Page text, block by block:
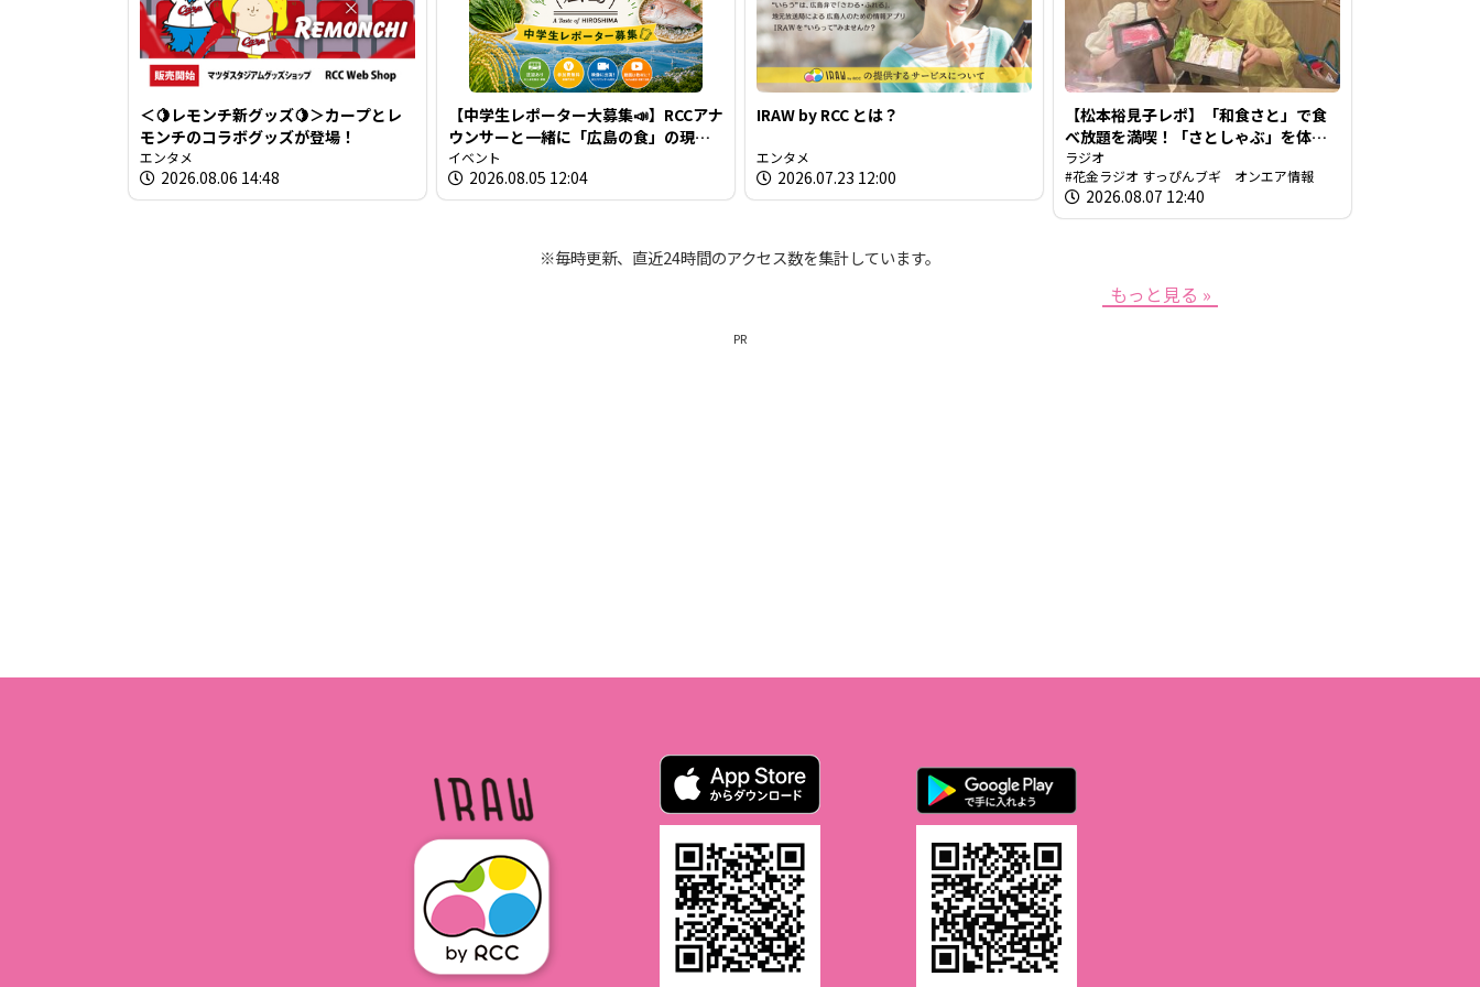
＜🍋レモンチ新グッズ🍋＞カープとレ
モンチのコラボグッズが登場！
エンタメ
2026.08.06 14:48
【中学生レポーター大募集📣】RCCアナ
ウンサーと一緒に「広島の食」の現場
を取材しよう！
イベント
2026.08.05 12:04
IRAW by RCC とは？
エンタメ
2026.07.23 12:00
【松本裕見子レポ】「和食さと」で食
べ放題を満喫！「さとしゃぶ」を体
験！！（RCCラジオ「花金ラジオ すっ
ぴんブギ」企画）
ラジオ
花金ラジオ すっぴんブギ オンエア情報
2026.08.07 12:40
※毎時更新、直近24時間のアクセス数を集計しています。
もっと見る »
PR